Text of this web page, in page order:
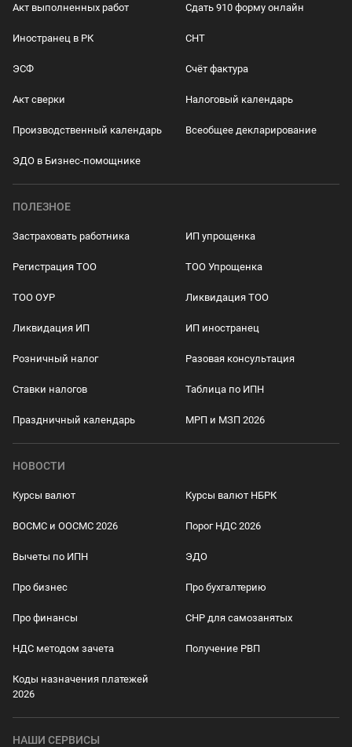
Акт выполненных работ Сдать 910 форму онлайн
Иностранец в РК СНТ
ЭСФ Счёт фактура
Акт сверки Налоговый календарь
Производственный календарь Всеобщее декларирование
ЭДО в Бизнес-помощнике
ПОЛЕЗНОЕ
Застраховать работника ИП упрощенка
Регистрация ТОО ТОО Упрощенка
ТОО ОУР Ликвидация ТОО
Ликвидация ИП ИП иностранец
Розничный налог Разовая консультация
Ставки налогов Таблица по ИПН
Праздничный календарь МРП и МЗП 2026
НОВОСТИ
Курсы валют Курсы валют НБРК
ВОСМС и ООСМС 2026 Порог НДС 2026
Вычеты по ИПН ЭДО
Про бизнес Про бухгалтерию
Про финансы СНР для самозанятых
НДС методом зачета Получение РВП
Коды назначения платежей
2026
НАШИ СЕРВИСЫ